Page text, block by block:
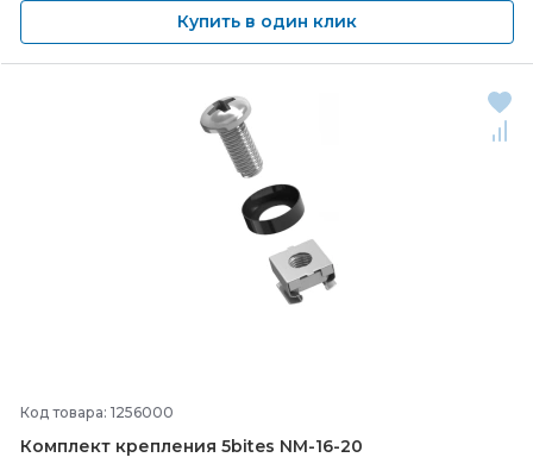
Купить в один клик
Код товара: 1256000
Комплект крепления 5bites NM-16-20